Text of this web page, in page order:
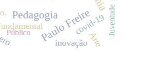
Paulo Freire
Pedagogia covid-19
Arte
inovação
Juventude
Público